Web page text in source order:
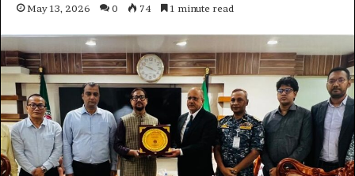
May 13, 2026 0 74 1 minute read